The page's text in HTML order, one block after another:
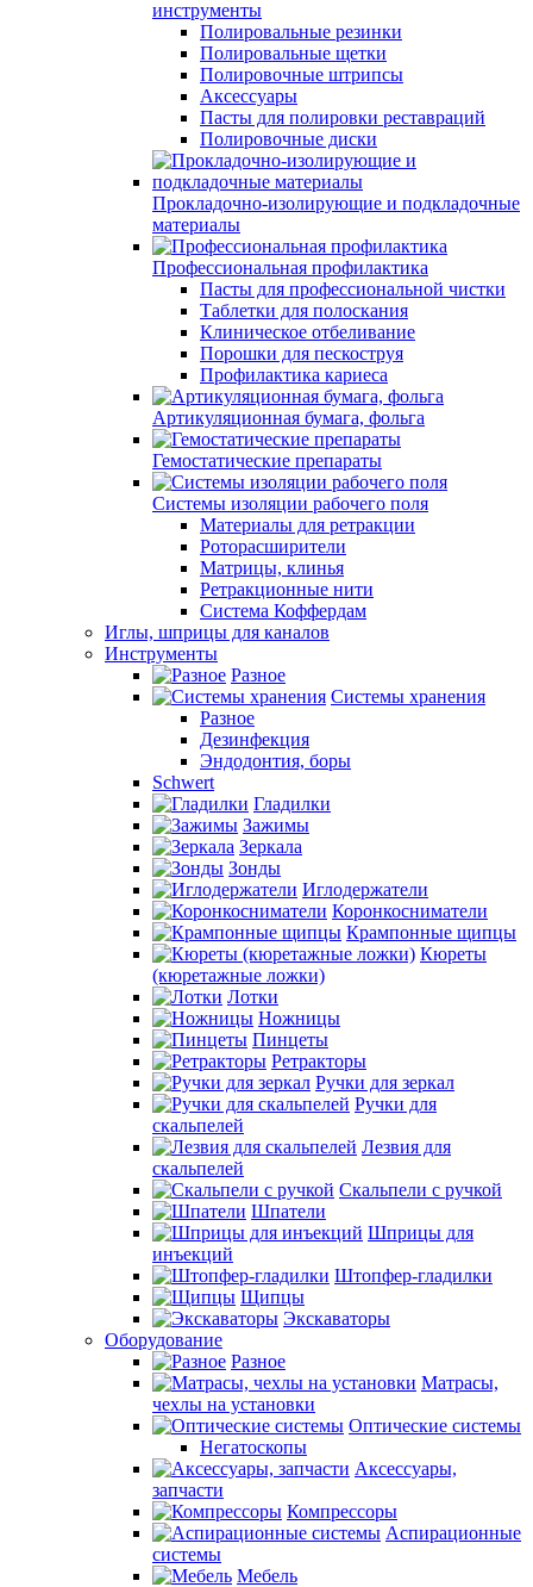
инструменты
Полировальные резинки
Полировальные щетки
Полировочные штрипсы
Аксессуары
Пасты для полировки реставраций
Полировочные диски
Прокладочно-изолирующие и подкладочные
материалы
Профессиональная профилактика
Пасты для профессиональной чистки
Таблетки для полоскания
Клиническое отбеливание
Порошки для пескоструя
Профилактика кариеса
Артикуляционная бумага, фольга
Гемостатические препараты
Системы изоляции рабочего поля
Материалы для ретракции
Роторасширители
Матрицы, клинья
Ретракционные нити
Система Коффердам
Иглы, шприцы для каналов
Инструменты
Разное
Системы хранения
Разное
Дезинфекция
Эндодонтия, боры
Schwert
Гладилки
Зажимы
Зеркала
Зонды
Иглодержатели
Коронкосниматели
Крампонные щипцы
Кюреты
(кюретажные ложки)
Лотки
Ножницы
Пинцеты
Ретракторы
Ручки для зеркал
Ручки для
скальпелей
Лезвия для
скальпелей
Скальпели с ручкой
Шпатели
Шприцы для
инъекций
Штопфер-гладилки
Щипцы
Экскаваторы
Оборудование
Разное
Матрасы,
чехлы на установки
Оптические системы
Негатоскопы
Аксессуары,
запчасти
Компрессоры
Аспирационные
системы
Мебель